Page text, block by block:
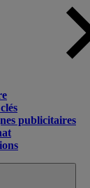
publicitaires